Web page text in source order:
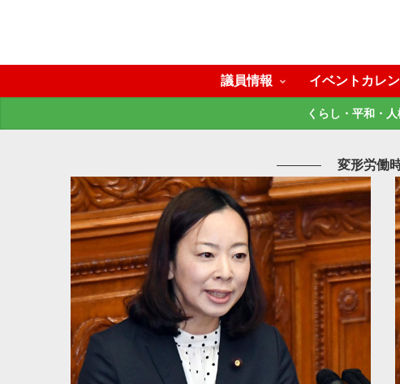
議員情報 イベントカレ
くらし・平和・
変形労働